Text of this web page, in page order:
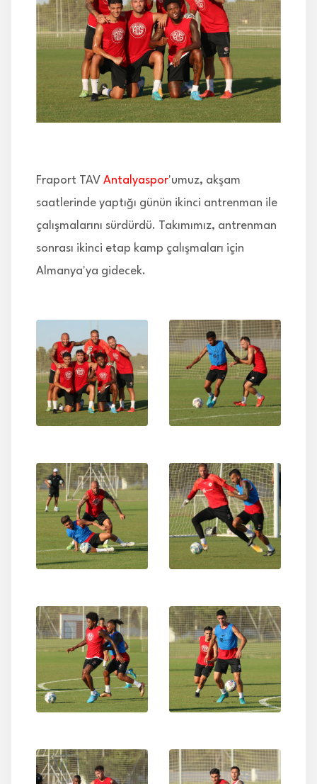
İLETİŞİM
Fraport TAV Antalyaspor'umuz, akşam
saatlerinde yaptığı günün ikinci antrenman ile
çalışmalarını sürdürdü. Takımımız, antrenman
sonrası ikinci etap kamp çalışmaları için
Almanya'ya gidecek.